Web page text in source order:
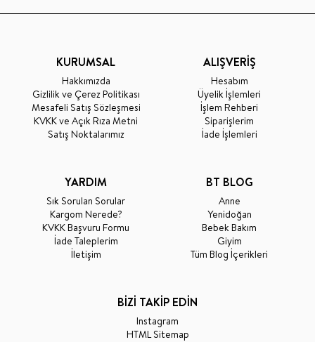
KURUMSAL
Hakkımızda
Gizlilik ve Çerez Politikası
Mesafeli Satış Sözleşmesi
KVKK ve Açık Rıza Metni
Satış Noktalarımız
ALIŞVERİŞ
Hesabım
Üyelik İşlemleri
İşlem Rehberi
Siparişlerim
İade İşlemleri
YARDIM
Sık Sorulan Sorular
Kargom Nerede?
KVKK Başvuru Formu
İade Taleplerim
İletişim
BT BLOG
Anne
Yenidoğan
Bebek Bakım
Giyim
Tüm Blog İçerikleri
BİZİ TAKİP EDİN
Instagram
HTML Sitemap